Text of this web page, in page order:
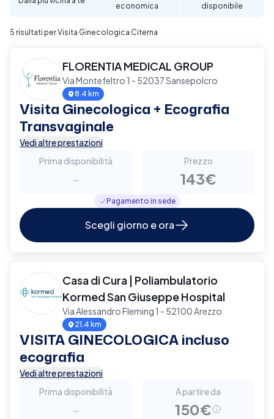
economica
disponibile
5 risultati per Visita Ginecologica Citerna
FLORENTIA MEDICAL GROUP
Via Montefeltro 1 - 52037 Sansepolcro
8.4 km
Visita Ginecologica + Ecografia
Transvaginale
Vedi altre prestazioni
Prima disponibilità
-
Prezzo
143€
Pagamento in sede
Scegli giorno e ora
Casa di Cura | Poliambulatorio
Kormed San Giuseppe Hospital
Via Alessandro Fleming 1 - 52100 Arezzo
21.4 km
VISITA GINECOLOGICA incluso
ecografia
Vedi altre prestazioni
Prima disponibilità
-
A partire da
150€